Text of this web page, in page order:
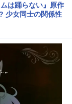
コスプレ
無料マンガ
覧
は踊らない』原作
少女同士の関係性